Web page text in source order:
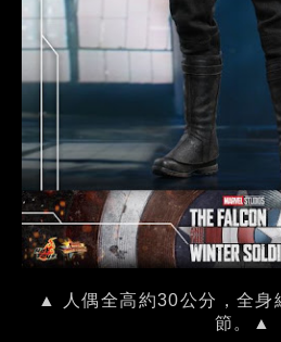
▲ 人偶全高約30公分，全身
節。▲